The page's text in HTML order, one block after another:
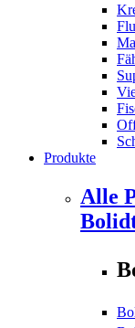
Produkte
Alle